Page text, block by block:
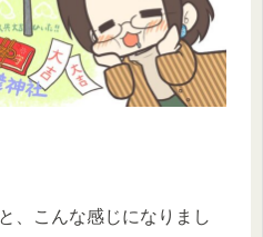
、こんな感じになりまし